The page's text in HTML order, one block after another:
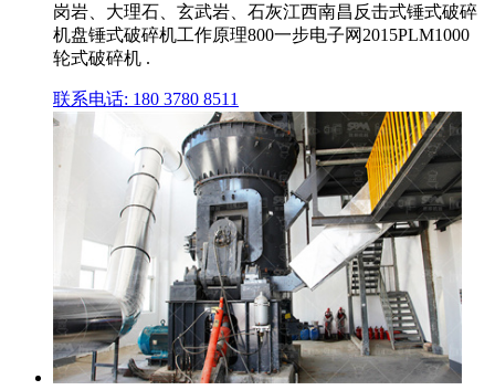
岗岩、大理石、玄武岩、石灰江西南昌反击式锤式破碎
机盘锤式破碎机工作原理800一步电子网2015PLM1000
轮式破碎机 .
联系电话: 180 3780 8511